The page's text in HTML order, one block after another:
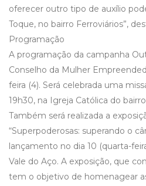
oferecer outro tipo de auxílio
Toque, no bairro Ferroviários”,
Programação
A programação da campanha
Conselho da Mulher
feira (4). Será celebrada uma
19h30, na Igreja Católica do bairro
Também será realizada a
“Superpoderosas: superando o
lançamento no dia 10 (quarta-
Vale do Aço. A exposição, que
tem o objetivo de homenagear